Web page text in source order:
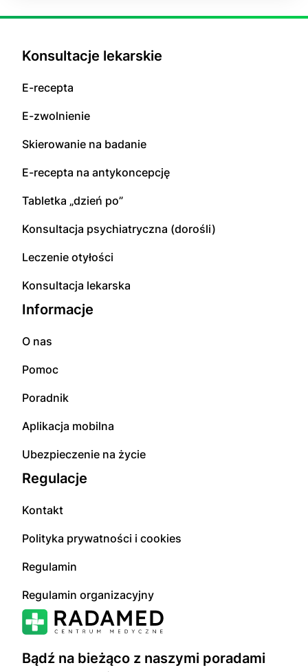
Bądź na bieżąco z naszymi poradami
Konsultacje lekarskie
E-recepta
E-zwolnienie
Skierowanie na badanie
E-recepta na antykoncepcję
Tabletka „dzień po”
Konsultacja psychiatryczna (dorośli)
Leczenie otyłości
Konsultacja lekarska
Informacje
O nas
Pomoc
Poradnik
Aplikacja mobilna
Ubezpieczenie na życie
Regulacje
Kontakt
Polityka prywatności i cookies
Regulamin
Regulamin organizacyjny